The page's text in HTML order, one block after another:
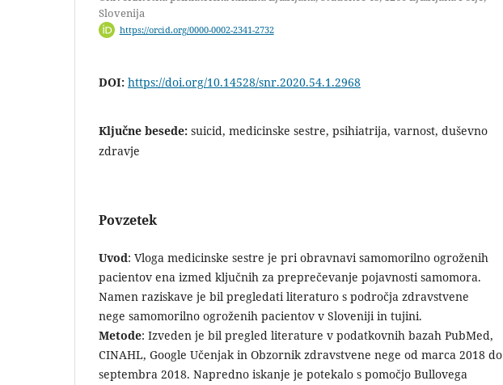
Slovenija
https://orcid.org/0000-0002-2341-2732
DOI: https://doi.org/10.14528/snr.2020.54.1.2968
Ključne besede: suicid, medicinske sestre, psihiatrija, varnost, duševno
zdravje
Povzetek
Uvod: Vloga medicinske sestre je pri obravnavi samomorilno ogroženih
pacientov ena izmed ključnih za preprečevanje pojavnosti samomora.
Namen raziskave je bil pregledati literaturo s področja zdravstvene
nege samomorilno ogroženih pacientov v Sloveniji in tujini.
Metode: Izveden je bil pregled literature v podatkovnih bazah PubMed,
CINAHL, Google Učenjak in Obzornik zdravstvene nege od marca 2018 do
septembra 2018. Napredno iskanje je potekalo s pomočjo Bullovega